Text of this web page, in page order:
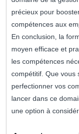
précieux pour
compétences aux
En conclusion, la
moyen efficace et
les compétences
compétitif. Que vous
perfectionner vos
lancer dans ce
une option à